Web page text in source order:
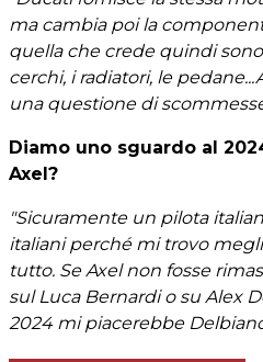
ma cambia poi la
quella che crede quindi
cerchi, i radiatori, le
una questione di
Diamo uno sguardo al
Axel?
"Sicuramente un pilota
italiani perché mi trovo
tutto. Se Axel non fosse
sul Luca Bernardi o su Alex
2024 mi piacerebbe